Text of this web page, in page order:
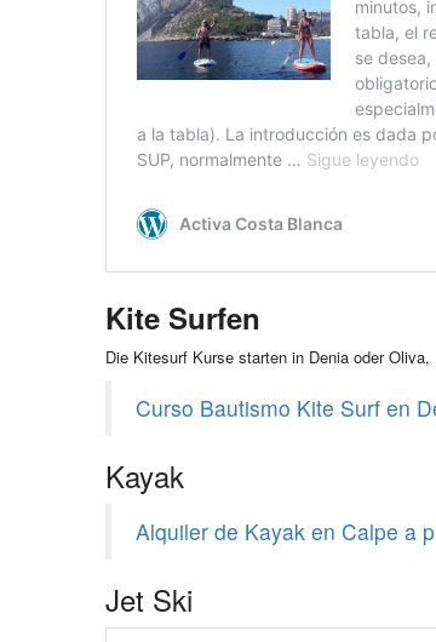
Kite Surfen
Die Kitesurf Kurse starten in Denia oder
Curso Bautismo Kite Surf en
Kayak
Alquiler de Kayak en Calpe a
Jet Ski